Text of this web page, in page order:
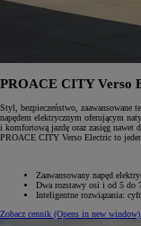
PROACE CITY Verso
Styl, bezpieczeństwo, zaawansowane
napędem elektrycznym oferującym
i komfortową jazdę oraz zasięg nawet
PROACE CITY Verso Electric to
Zaawansowany napęd
Dwa rozstawy osi i od 5 do
Inteligentne rozwiązania:
Zobacz cennik (Opens in new window)